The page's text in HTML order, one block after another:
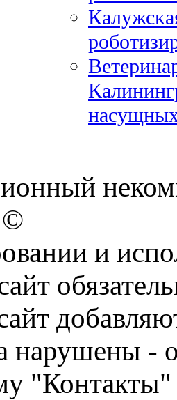
©
и
нарушены -
"Контакты"